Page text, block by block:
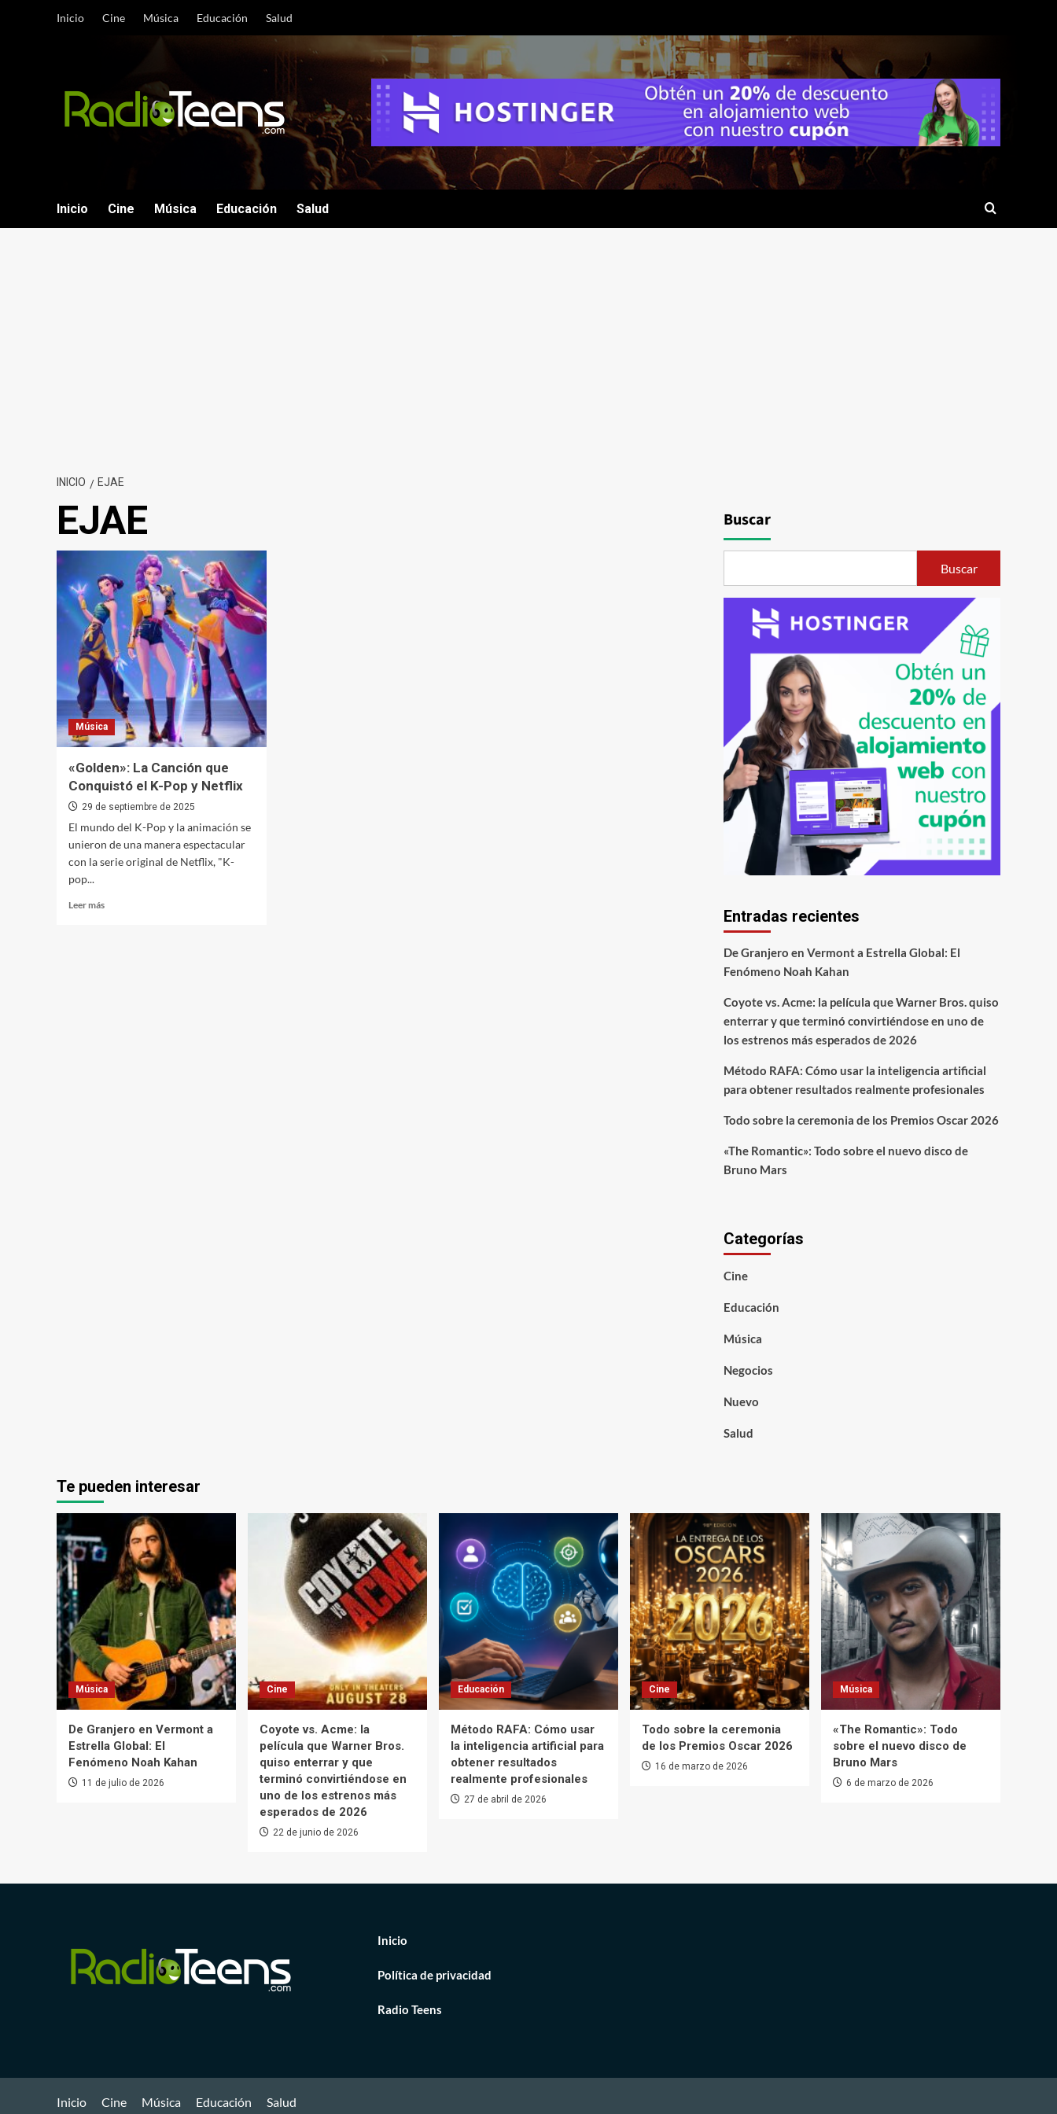
Inicio Cine Música Educación Salud
Inicio Cine Música Educación Salud
INICIO EJAE
EJAE
Música
«Golden»: La Canción que
Conquistó el K-Pop y Netflix
29 de septiembre de 2025
El mundo del K-Pop y la animación se
unieron de una manera espectacular
con la serie original de Netflix, "K-
pop...
Leer másLeer
Buscar
Buscar
Entradas recientes
De Granjero en Vermont a Estrella Global: El
Fenómeno Noah Kahan
Coyote vs. Acme: la película que Warner Bros. quiso
enterrar y que terminó convirtiéndose en uno de
los estrenos más esperados de 2026
Método RAFA: Cómo usar la inteligencia artificial
para obtener resultados realmente profesionales
Todo sobre la ceremonia de los Premios Oscar 2026
«The Romantic»: Todo sobre el nuevo disco de
Bruno Mars
Categorías
Cine
Educación
Música
Negocios
Nuevo
Salud
Te pueden interesar
Música
De Granjero en Vermont a
Estrella Global: El
Fenómeno Noah Kahan
11 de julio de 2026
Cine
Coyote vs. Acme: la
película que Warner Bros.
quiso enterrar y que
terminó convirtiéndose en
uno de los estrenos más
esperados de 2026
22 de junio de 2026
Educación
Método RAFA: Cómo usar
la inteligencia artificial para
obtener resultados
realmente profesionales
27 de abril de 2026
Cine
Todo sobre la ceremonia
de los Premios Oscar 2026
16 de marzo de 2026
Música
«The Romantic»: Todo
sobre el nuevo disco de
Bruno Mars
6 de marzo de 2026
Inicio
Política de privacidad
Radio Teens
Inicio Cine Música Educación Salud